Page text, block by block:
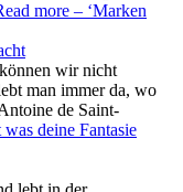
more – ‘Marken
wir nicht
man immer da, wo
de Saint-
deine Fantasie